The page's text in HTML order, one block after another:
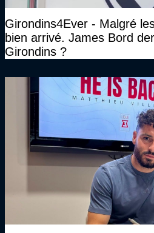
Girondins4Ever - Malgré
bien arrivé. James Bord
Girondins ?